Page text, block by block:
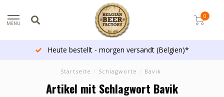
MENU
0
Heute bestellt - morgen versandt (Belgien)*
Startseite / Schlagworte / Bavik
Artikel mit Schlagwort Bavik